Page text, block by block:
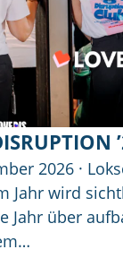
2026 ·
Jahr wird
Jahr über